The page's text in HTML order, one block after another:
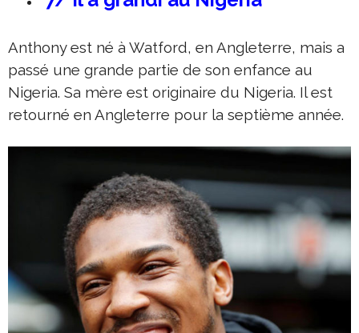
Anthony est né à Watford, en Angleterre, mais a
passé une grande partie de son enfance au
Nigeria. Sa mère est originaire du Nigeria. Il est
retourné en Angleterre pour la septième année.